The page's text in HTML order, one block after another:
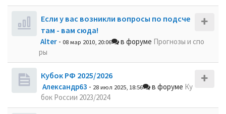
Если у вас возникли вопросы по подсче
там - вам сюда!
Alter - 08 мар 2010, 20:06 в форуме Прогнозы и спо
ры
Кубок РФ 2025/2026
Александр63 - 28 июл 2025, 18:56 в форуме Ку
бок России 2023/2024